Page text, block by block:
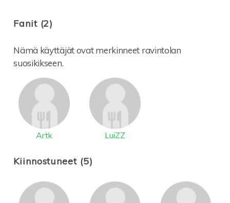
Fanit (2)
Nämä käyttäjät ovat merkinneet ravintolan
suosikikseen.
Artk LuiZZ
Kiinnostuneet (5)